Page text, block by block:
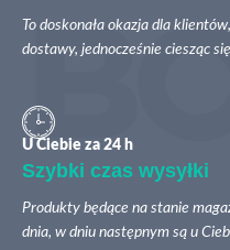
To doskonała okazja dla
dostawy, jednocześnie ciesząc
U Ciebie za 24 h
Szybki czas wysyłki
Produkty będące na stanie
dnia, w dniu następnym są u